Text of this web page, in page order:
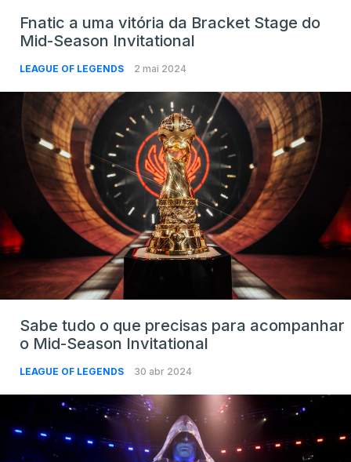
Fnatic a uma vitória da Bracket Stage do
Mid-Season Invitational
LEAGUE OF LEGENDS 2 mai 2024
Sabe tudo o que precisas para acompanhar
o Mid-Season Invitational
LEAGUE OF LEGENDS 30 abr 2024